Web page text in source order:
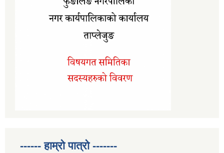
------ हाम्रो पात्रो -------